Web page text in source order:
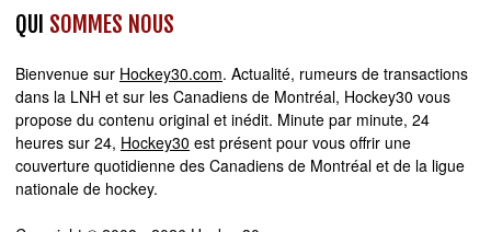
QUI SOMMES NOUS
Bienvenue sur Hockey30.com. Actualité, rumeurs de transactions
dans la LNH et sur les Canadiens de Montréal, Hockey30 vous
propose du contenu original et inédit. Minute par minute, 24
heures sur 24, Hockey30 est présent pour vous offrir une
couverture quotidienne des Canadiens de Montréal et de la ligue
nationale de hockey.